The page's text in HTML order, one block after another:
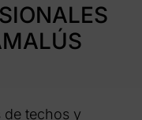
de techos y